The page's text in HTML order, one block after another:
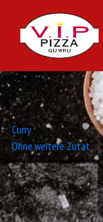
Beitrags-
Curry
Ohne weitere Zutat